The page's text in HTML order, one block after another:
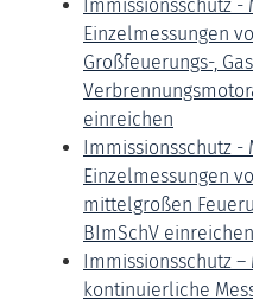
Immissionsschutz -
Einzelmessungen
Großfeuerungs-,
einreichen
Immissionsschutz -
Einzelmessungen
mittelgroßen
BImSchV einreichen
Immissionsschutz
kontinuierliche